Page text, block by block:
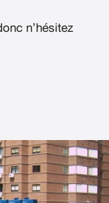
n’hésitez